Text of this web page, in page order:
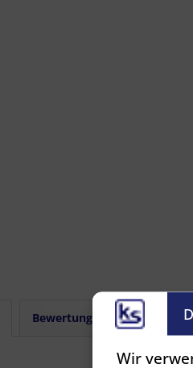
Bewertungen 0
Wir